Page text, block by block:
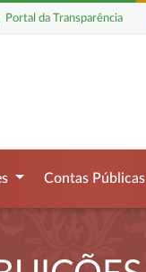
Portal da Transparência
Contas Públicas